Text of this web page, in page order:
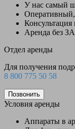
У нас самый
Оперативный,
Консультация
Аренда без
Отдел аренды
Для получения
8 800 775 50 58
Позвонить
Условия аренды
Аппараты в